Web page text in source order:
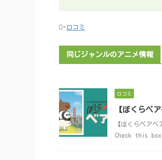
- 口コミ
同じジャンルのアニメ情報
口コミ
【ぼくらベ
【ぼくらベア
Check this